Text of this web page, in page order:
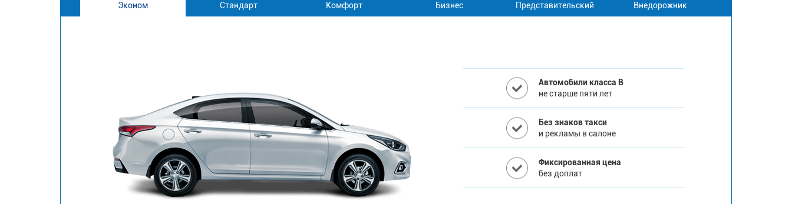
Эконом Стандарт Комфорт Бизнес Представительский Внедорожник
Автомобили класса В
не старше пяти лет
Без знаков такси
и рекламы в салоне
Фиксированная цена
без доплат